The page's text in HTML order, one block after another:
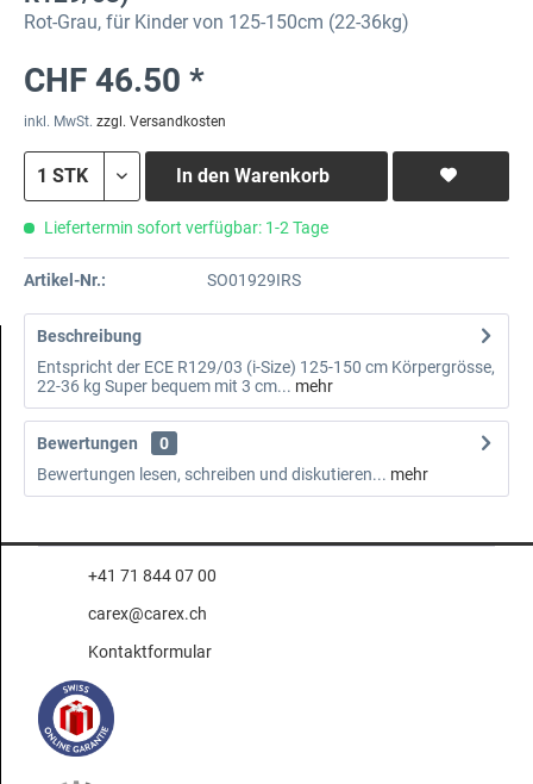
Rot-Grau, für Kinder von 125-150cm (22-36kg)
CHF 46.50 *
inkl. MwSt. zzgl. Versandkosten
In den Warenkorb
Liefertermin sofort verfügbar: 1-2 Tage
Artikel-Nr.: SO01929IRS
Beschreibung
Entspricht der ECE R129/03 (i-Size) 125-150 cm Körpergrösse,
22-36 kg Super bequem mit 3 cm... mehr
Bewertungen
0
Bewertungen lesen, schreiben und diskutieren... mehr
+41 71 844 07 00
carex@carex.ch
Kontaktformular